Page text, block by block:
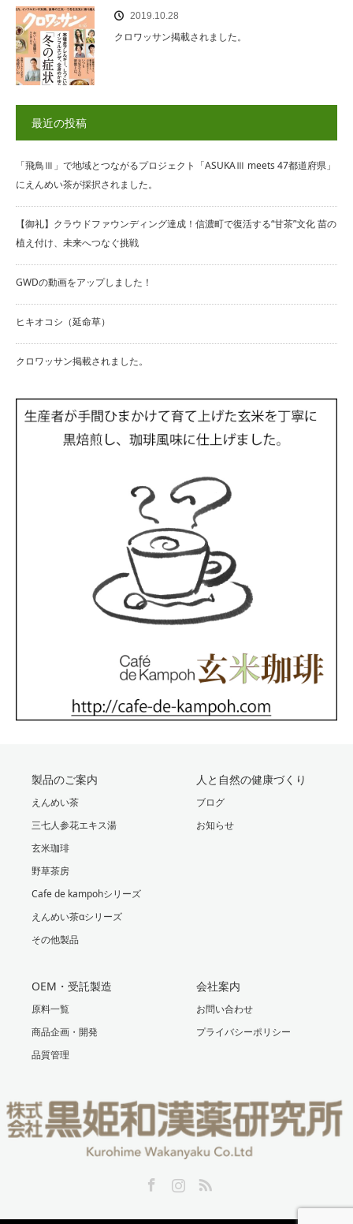
2019.10.28
クロワッサン掲載されました。
最近の投稿
「飛鳥Ⅲ」で地域とつながるプロジェクト「ASUKAⅢ meets 47都道府県」
にえんめい茶が採択されました。
【御礼】クラウドファウンディング達成！信濃町で復活する“甘茶”文化 苗の
植え付け、未来へつなぐ挑戦
GWDの動画をアップしました！
ヒキオコシ（延命草）
クロワッサン掲載されました。
製品のご案内
えんめい茶
三七人参花エキス湯
玄米珈琲
野草茶房
Cafe de kampohシリーズ
えんめい茶αシリーズ
その他製品
人と自然の健康づくり
ブログ
お知らせ
OEM・受託製造
原料一覧
商品企画・開発
品質管理
会社案内
お問い合わせ
プライバシーポリシー